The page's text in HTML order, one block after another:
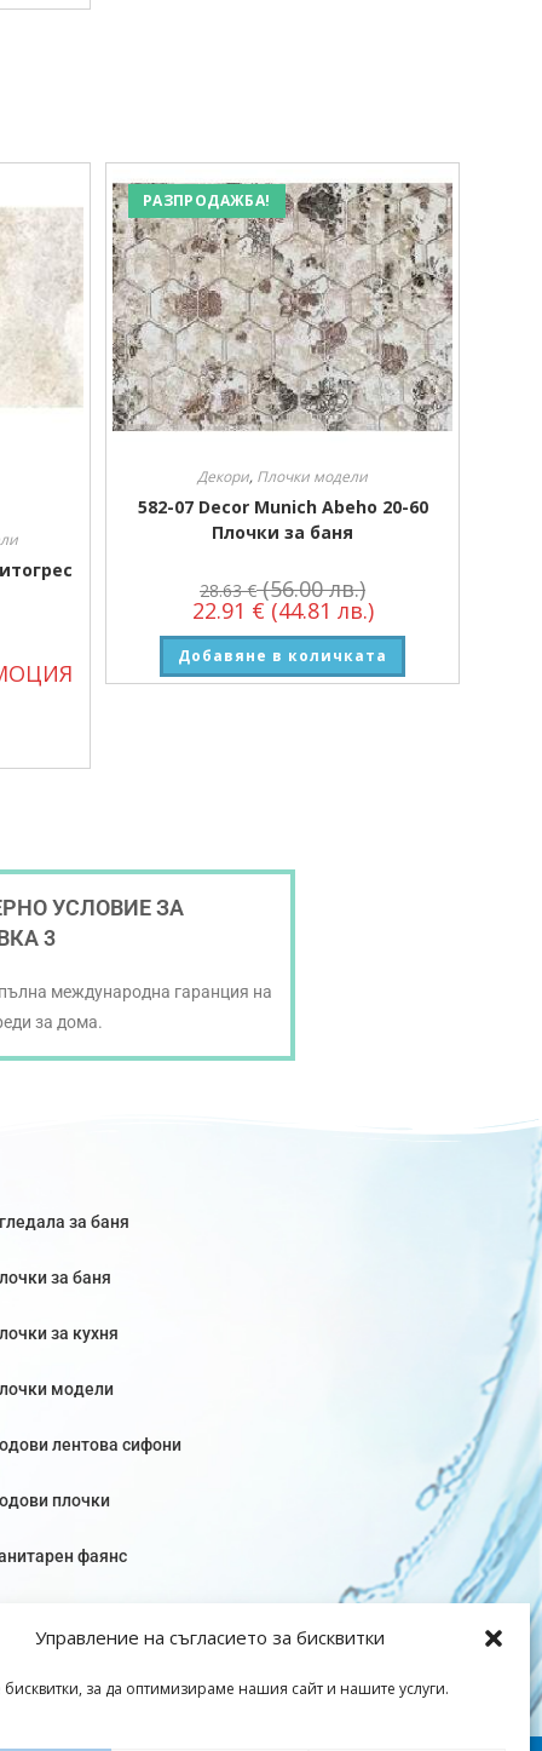
Управление на съгласието за бисквитки
за да оптимизираме нашия сайт и нашите услуги.
РАЗПРОДАЖБА!
Декори, Плочки модели
582-07 Decor Munich Abeho 20-60
Плочки за баня
28.63€ (56.00 лв.)
22.91 € (44.81 лв.)
Добавяне в количката
УСЛОВИЕ ЗА
3
международна гаранция на
за дома.
за баня
за баня
за кухня
модели
лентова сифони
плочки
фаянс